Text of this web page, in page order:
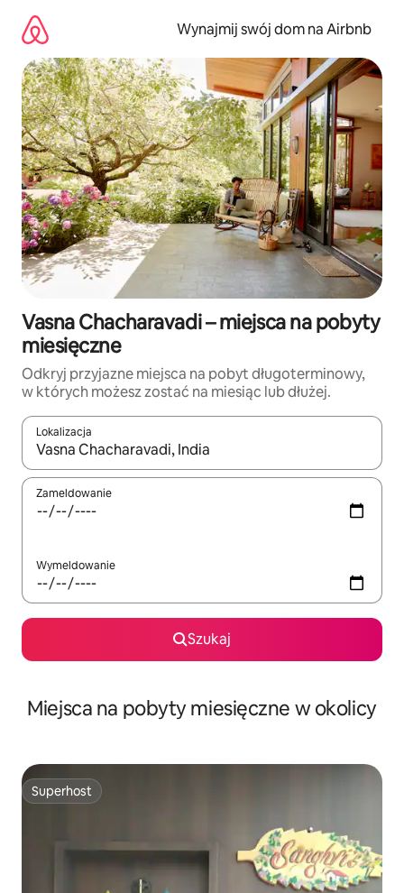
treści
Wynajmij swój dom na Airbnb
Vasna Chacharavadi – miejsca na pobyty
miesięczne
Odkryj przyjazne miejsca na pobyt długoterminowy,
w których możesz zostać na miesiąc lub dłużej.
Lokalizacja
Gdy wyniki będą dostępne, możesz poruszać się po nich za
Zameldowanie
Wymeldowanie
Szukaj
Miejsca na pobyty miesięczne w okolicy
Superhost
Superhost